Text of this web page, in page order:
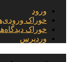
ورود
خوراک
خوراک
وردپرس